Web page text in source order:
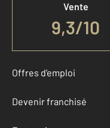
Vente
9,3/10
Offres d'emploi
Devenir franchisé